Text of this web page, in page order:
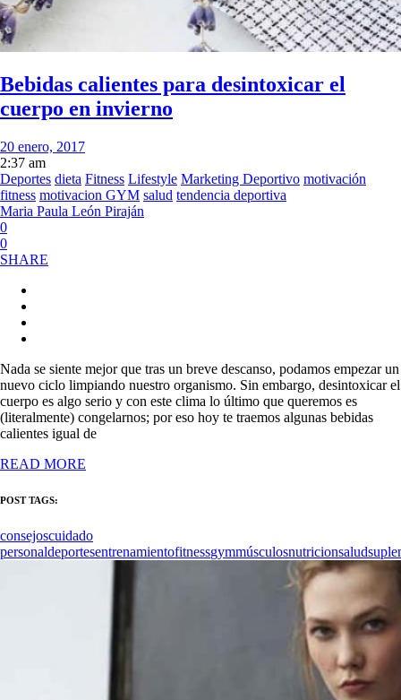
Bebidas calientes para desintoxicar el
cuerpo en invierno
20 enero, 2017
2:37 am
Deportes dieta Fitness Lifestyle Marketing Deportivo motivación
fitness motivacion GYM salud tendencia deportiva
Maria Paula León Piraján
0
0
SHARE
Nada se siente mejor que tras un breve descanso, podamos empezar un
nuevo ciclo limpiando nuestro organismo. Sin embargo, desintoxicar el
cuerpo es algo serio y con este clima lo último que queremos es
(literalmente) congelarnos; por eso hoy te traemos algunas bebidas
calientes igual de
READ MORE
POST TAGS:
consejoscuidado
personaldeportesentrenamientofitnessgymmúsculosnutricionsalud